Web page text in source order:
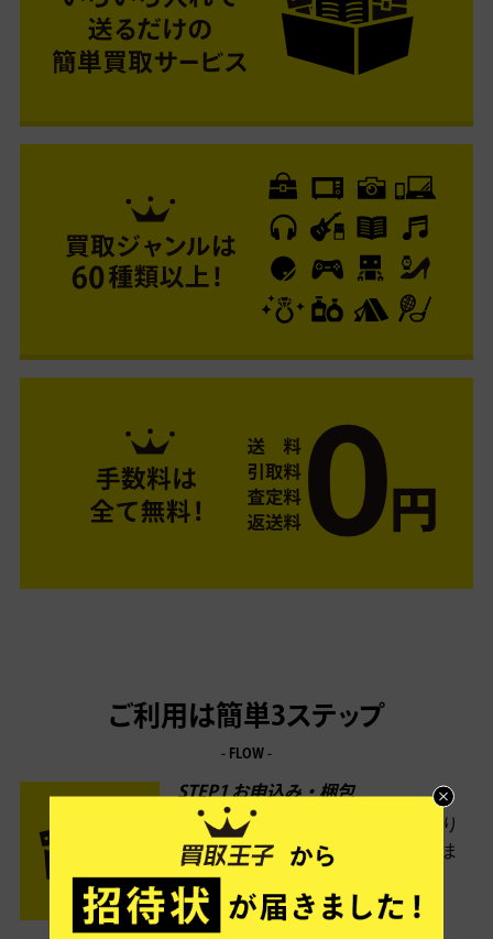
ご利用は簡単3ステップ
- FLOW -
STEP1 お申込み・梱包
ネットでお申込みしたら、箱に売り
たい商品をいろいろ詰めて梱包しま
す。